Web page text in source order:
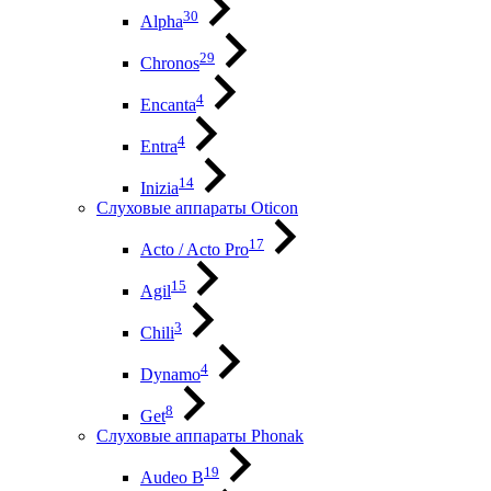
Alpha30
Chronos29
Encanta4
Entra4
Inizia14
Слуховые аппараты Oticon
Acto / Acto Pro17
Agil15
Chili3
Dynamo4
Get8
Слуховые аппараты Phonak
Audeo B19